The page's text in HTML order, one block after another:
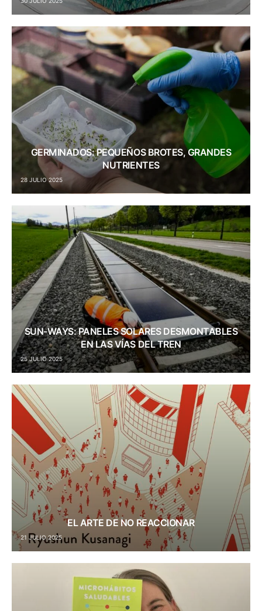
GERMINADOS: PEQUEÑOS BROTES, GRANDES
NUTRIENTES
28 JULIO 2025
SUN-WAYS: PANELES SOLARES DESMONTABLES
EN LAS VÍAS DEL TREN
25 JULIO 2025
EL ARTE DE NO REACCIONAR
21 JULIO 2025